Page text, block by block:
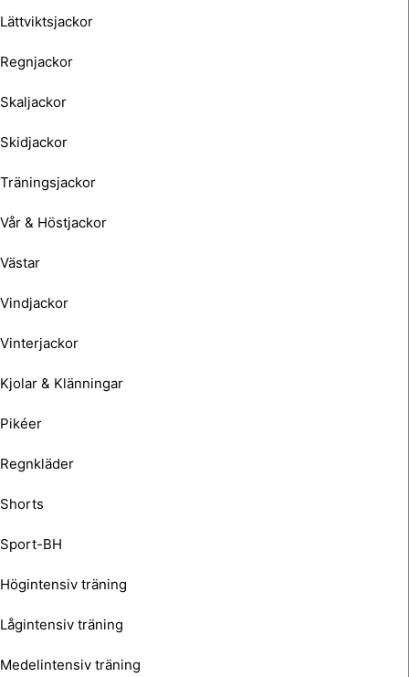
Lättviktsjackor
Regnjackor
Skaljackor
Skidjackor
Träningsjackor
Vår & Höstjackor
Västar
Vindjackor
Vinterjackor
Kjolar & Klänningar
Pikéer
Regnkläder
Shorts
Sport-BH
Högintensiv träning
Lågintensiv träning
Medelintensiv träning